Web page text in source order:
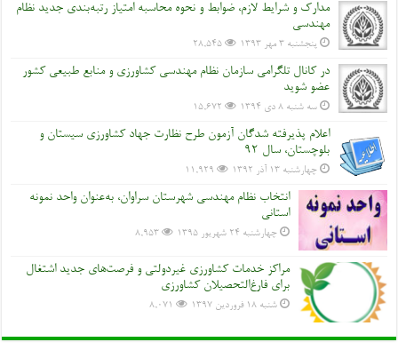
مدارک و شرایط لازم، ضوابط و نحوه محاسبه امتیاز رتبه‌بندی جدید نظام
مهندسی
پنجشنبه ۳ مهر ۱۳۹۳ 28,545
در کانال تلگرامی سازمان نظام مهندسی کشاورزی و منابع طبیعی کشور
عضو شوید
سه شنبه ۸ دی ۱۳۹۴ 15,672
اعلام پذیرفته شدگان آزمون طرح نظارت جهاد کشاورزی سیستان و
بلوچستان، سال 92
چهارشنبه ۱۳ آذر ۱۳۹۲ 11,929
انتخاب نظام مهندسی شهرستان سراوان، به‌عنوان واحد نمونه
استانی
چهارشنبه ۲۴ شهریور ۱۳۹۵ 8,953
مراکز خدمات کشاورزی غیردولتی و فرصت‌های جدید اشتغال
برای فارغ‌التحصیلان کشاورزی
شنبه ۱۸ فروردین ۱۳۹۷ 8,071